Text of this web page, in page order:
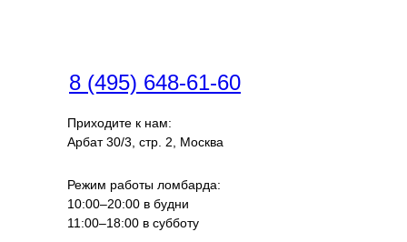
Режим работы ломбарда:
10:00–20:00 в будни
11:00–18:00 в субботу
Приходите к нам:
Арбат 30/3, стр. 2, Москва
8 (495) 648-61-60